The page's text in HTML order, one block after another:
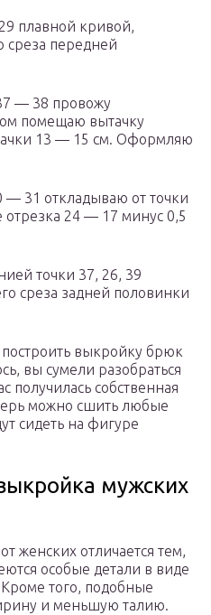
плавной кривой,
среза передней
— 38 провожу
помещаю вытачку
13 — 15 см. Оформляю
31 откладываю от точки
24 — 17 минус 0,5
точки 37, 26, 39
среза задней половинки
построить выкройку брюк
вы сумели разобраться
получилась собственная
можно сшить любые
сидеть на фигуре
мужских
женских отличается тем,
особые детали в виде
Кроме того, подобные
и меньшую талию.